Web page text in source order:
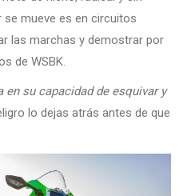
mueve es en circuitos
las marchas y demostrar por
de WSBK.
en su capacidad de esquivar y
lo dejas atrás antes de que